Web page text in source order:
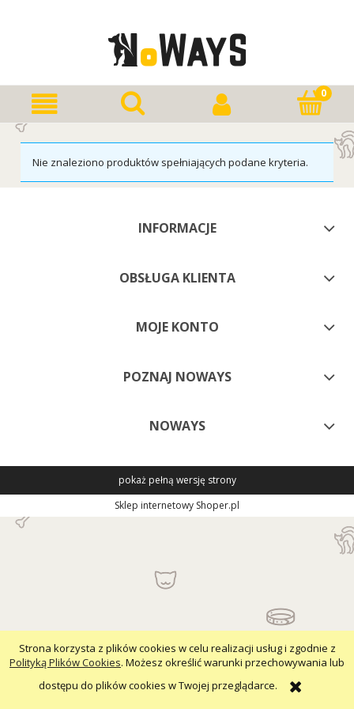
Strona korzysta z plików cookies w celu realizacji usług i zgodnie z
Polityką Plików Cookies. Możesz określić warunki przechowywania lub
dostępu do plików cookies w Twojej przeglądarce.
Nie znaleziono produktów spełniających podane kryteria.
INFORMACJE
OBSŁUGA KLIENTA
MOJE KONTO
POZNAJ NOWAYS
NOWAYS
pokaż pełną wersję strony
Sklep internetowy Shoper.pl